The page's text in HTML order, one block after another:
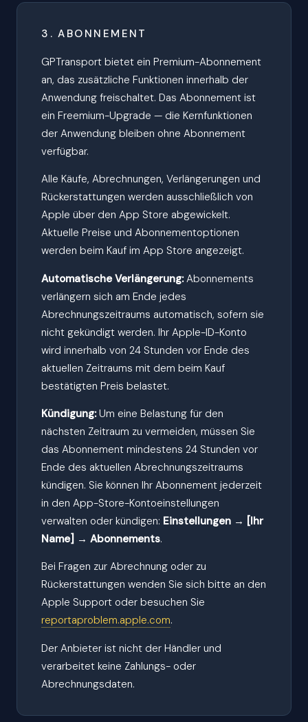
3. ABONNEMENT
GPTransport bietet ein Premium-Abonnement
an, das zusätzliche Funktionen innerhalb der
Anwendung freischaltet. Das Abonnement ist
ein Freemium-Upgrade — die Kernfunktionen
der Anwendung bleiben ohne Abonnement
verfügbar.
Alle Käufe, Abrechnungen, Verlängerungen und
Rückerstattungen werden ausschließlich von
Apple über den App Store abgewickelt.
Aktuelle Preise und Abonnementoptionen
werden beim Kauf im App Store angezeigt.
Automatische Verlängerung:Abonnements
verlängern sich am Ende jedes
Abrechnungszeitraums automatisch, sofern sie
nicht gekündigt werden. Ihr Apple-ID-Konto
wird innerhalb von 24 Stunden vor Ende des
aktuellen Zeitraums mit dem beim Kauf
bestätigten Preis belastet.
Kündigung:Um eine Belastung für den
nächsten Zeitraum zu vermeiden, müssen Sie
das Abonnement mindestens 24 Stunden vor
Ende des aktuellen Abrechnungszeitraums
kündigen. Sie können Ihr Abonnement jederzeit
in den App-Store-Kontoeinstellungen
verwalten oder kündigen: Einstellungen → [Ihr
Name] → Abonnements.
Bei Fragen zur Abrechnung oder zu
Rückerstattungen wenden Sie sich bitte an den
Apple Support oder besuchen Sie
reportaproblem.apple.com.
Der Anbieter ist nicht der Händler und
verarbeitet keine Zahlungs- oder
Abrechnungsdaten.